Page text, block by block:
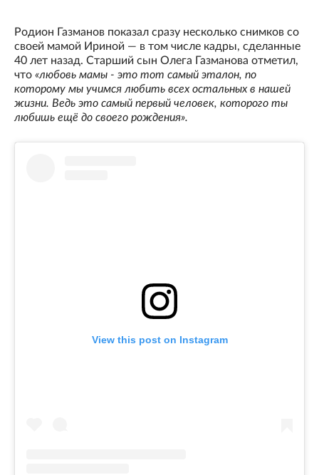
Родион Газманов показал сразу несколько снимков со
своей мамой Ириной — в том числе кадры, сделанные
40 лет назад. Старший сын Олега Газманова отметил,
что «любовь мамы - это тот самый эталон, по
которому мы учимся любить всех остальных в нашей
жизни. Ведь это самый первый человек, которого ты
любишь ещё до своего рождения».
View this post on Instagram